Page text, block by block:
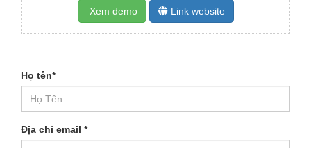
Xem demo Link website
Họ tên*
Địa chỉ email *